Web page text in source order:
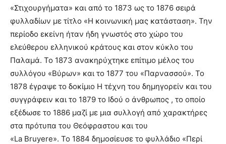
«Στιχουργήματα» και από το 1873 ως το 1876 σειρά
φυλλαδίων με τίτλο «Η κοινωνική μας κατάσταση». Την
περίοδο εκείνη ήταν ήδη γνωστός στο χώρο του
ελεύθερου ελληνικού κράτους και στον κύκλο του
Παλαμά. Το 1873 ανακηρύχτηκε επίτιμο μέλος του
συλλόγου «Βύρων» και το 1877 του «Παρνασσού». Το
1878 έγραψε το δοκίμιο Η τέχνη του δημηγορείν και του
συγγράφειν και το 1879 το Ιδού ο άνθρωπος , το οποίο
εξέδωσε το 1886 μαζί με μια συλλογή από χαρακτήρες
στα πρότυπα του Θεόφραστου και του
«La Bruyere». Το 1884 δημοσίευσε το φυλλάδιο «Περί